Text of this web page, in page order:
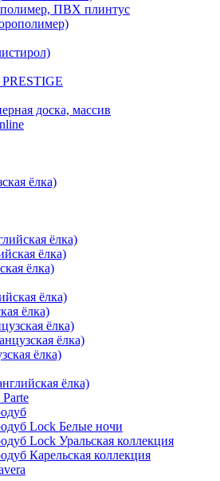
ПВХ плинтус
доска, массив
ёлка)
ёлка)
ёлка)
ёлка)
ёлка)
ёлка)
ёлка)
ёлка)
ёлка)
ёлка)
Lock Белые ночи
Lock Уральская коллекция
Карельская коллекция